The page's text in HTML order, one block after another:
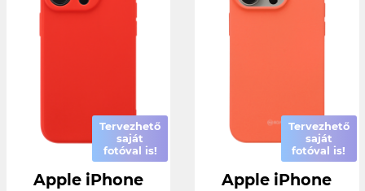
Tervezhető
saját
fotóval is!
Apple iPhone
Tervezhető
saját
fotóval is!
Apple iPhone